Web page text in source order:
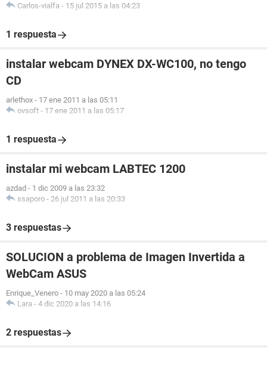
Carlos-vialfa - 15 jul 2015 a las 04:23
1 respuesta
instalar webcam DYNEX DX-WC100, no tengo
CD
arlethox - 17 ene 2011 a las 05:11
ovsoft - 17 ene 2011 a las 05:17
1 respuesta
instalar mi webcam LABTEC 1200
azdad - 1 dic 2009 a las 23:32
ssaporo - 26 jul 2011 a las 20:33
3 respuestas
SOLUCION a problema de Imagen Invertida a
WebCam ASUS
Enrique_Venero - 10 may 2020 a las 05:24
Lara - 4 dic 2020 a las 14:16
2 respuestas